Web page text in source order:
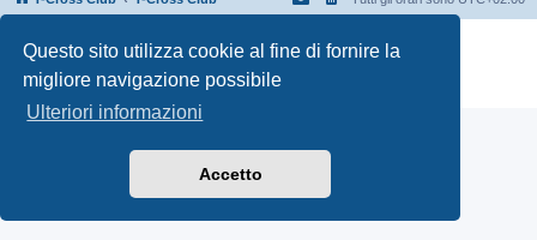
Questo sito utilizza cookie al fine di fornire la
migliore navigazione possibile
Ulteriori informazioni
Accetto
Creato da
® Forum Software © phpBB Limited
Privacy|Condizioni